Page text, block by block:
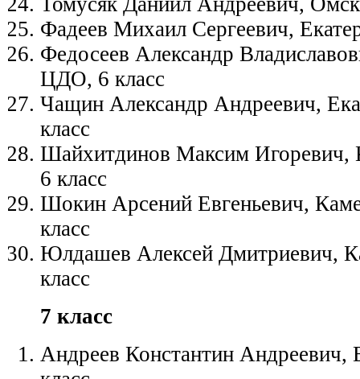
Фадеев Михаил Сергеевич,
Федосеев Александр
ЦДО, 6 класс
Чащин Александр Андреевич,
класс
Шайхитдинов Максим Игоревич,
6 класс
Шокин Арсений Евгеньевич,
класс
Юлдашев Алексей Дмитриевич,
класс
7 класс
Андреев Константин